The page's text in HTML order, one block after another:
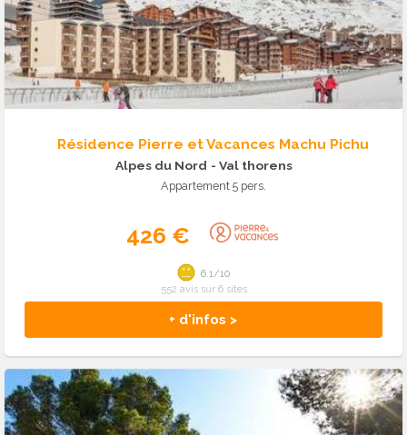
Résidence Pierre et Vacances Machu Pichu
Alpes du Nord - Val thorens
Appartement 5 pers.
426 €
+ d'infos >
6.1/10
552 avis sur 6 sites